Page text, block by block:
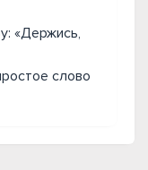
«Держись,
слово